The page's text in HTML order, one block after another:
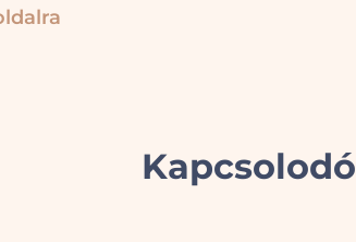
Kapcsolodó